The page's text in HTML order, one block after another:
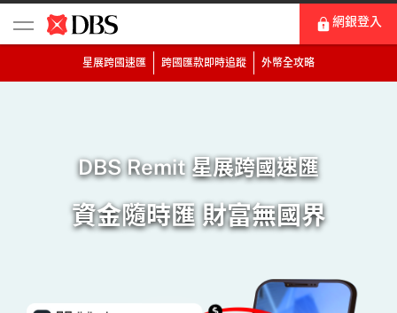
網銀登入
DBS Remit 星展跨國速匯
資金隨時匯 財富無國界
星展跨國速匯 跨國匯款即時追蹤 外幣全攻略